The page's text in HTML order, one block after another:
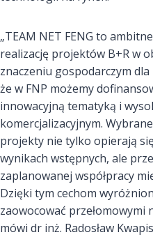
„TEAM NET FENG to
realizację projektów B+R w
znaczeniu gospodarczym
że w FNP możemy
innowacyjną tematyką i
komercjalizacyjnym.
projekty nie tylko opierają
wynikach wstępnych, ale
zaplanowanej współpracy
Dzięki tym cechom
zaowocować przełomowymi
mówi dr inż. Radosław